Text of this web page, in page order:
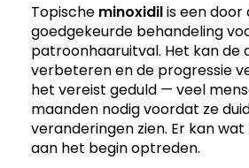
Topische minoxidilis een door
goedgekeurde behandeling
patroonhaaruitval. Het kan de
verbeteren en de progressie
het vereist geduld — veel
maanden nodig voordat ze
veranderingen zien. Er kan
aan het begin optreden.